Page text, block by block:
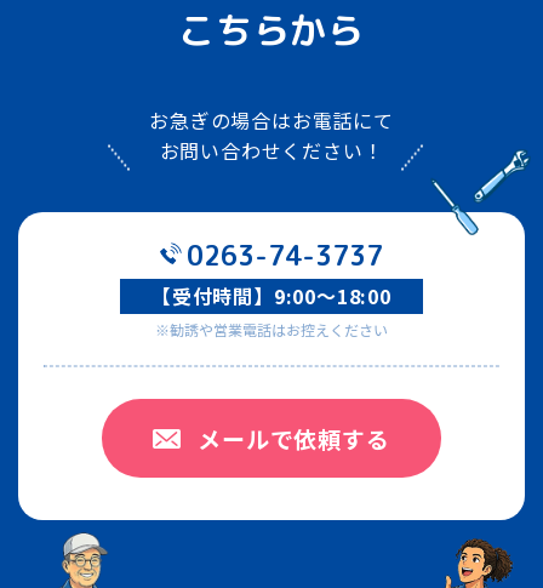
こちらから
お急ぎの場合はお電話にて
お問い合わせください！
0263-74-3737
【受付時間】9:00～18:00
メールで依頼する